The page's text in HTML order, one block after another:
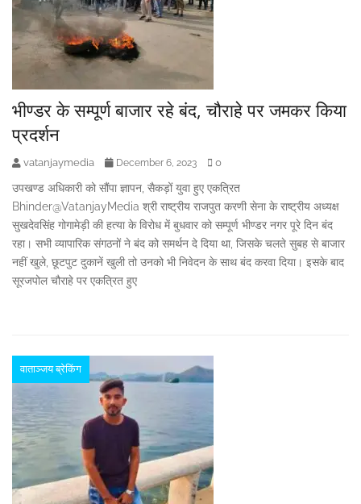
भीण्डर के सम्पूर्ण बाजार रहे बंद, चौराहे पर जमकर किया
प्रदर्शन
vatanjaymedia December 6, 2023 0
उपखण्ड अधिकारी को सौंपा ज्ञापन, सैकड़ों युवा हुए एकत्रित
Bhinder@VatanjayMedia श्री राष्ट्रीय राजपुत करणी सेना के राष्ट्रीय अध्यक्ष
सुखदेवसिंह गोगामेड़ी की हत्या के विरोध में बुधवार को सम्पूर्ण भीण्डर नगर पूरे दिन बंद
रहा। सभी व्यापारिक संगठनों ने बंद को समर्थन दे दिया था, जिसके चलते सुबह से बाजार
नहीं खुले, छूटपुट दुकानें खुली तो उनको भी निवेदन के साथ बंद करवा दिया। इसके बाद
सूरजपोल चौराहे पर एकत्रित हुए
वाताञ्जय ब्रेकिंग